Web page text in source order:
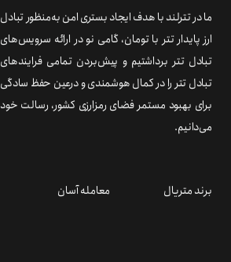
ما در تترلند با هدف ایجاد بستری امن به‌منظور تبادل
ارز پایدار تتر با تومان، گامی نو در ارائه سرویس‌های
تبادل تتر برداشتیم و پیش‌بردن تمامی فرایندهای
تبادل تتر را در کمال هوشمندی و درعین حفظ سادگی
برای بهبود مستمر فضای رمزارزی کشور، رسالت خود
می‌دانیم.
برند متریال معامله آسان